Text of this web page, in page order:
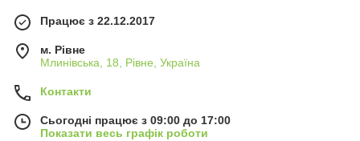
Працює з 22.12.2017
м. Рівне
Млинівська, 18, Рівне, Україна
Контакти
Сьогодні працює з 09:00 до 17:00
Показати весь графік роботи